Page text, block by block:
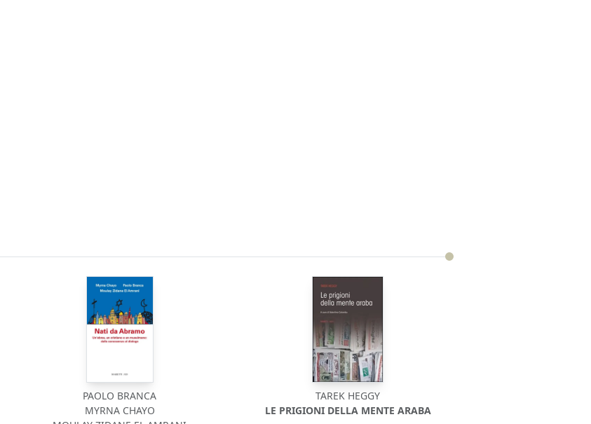
PAOLO BRANCA
MYRNA CHAYO
TAREK HEGGY
LE PRIGIONI DELLA MENTE ARABA